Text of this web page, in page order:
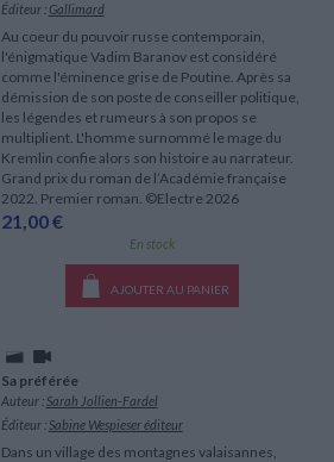
CHARGEMENT...
Éditeur : Gallimard
Au coeur du pouvoir russe contemporain,
l'énigmatique Vadim Baranov est considéré
comme l'éminence grise de Poutine. Après sa
démission de son poste de conseiller politique,
les légendes et rumeurs à son propos se
multiplient. L'homme surnommé le mage du
Kremlin confie alors son histoire au narrateur.
Grand prix du roman de l’Académie française
2022. Premier roman. ©Electre 2026
21,00 €
En stock
AJOUTER AU PANIER
Sa préférée
Auteur : Sarah Jollien-Fardel
Éditeur : Sabine Wespieser éditeur
Dans un village des montagnes valaisannes,